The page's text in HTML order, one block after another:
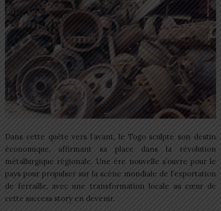
Dans cette quête vers l’avant, le Togo sculpte son destin
économique, affirmant sa place dans la révolution
métallurgique régionale. Une ère nouvelle s’ouvre pour le
pays pour propulser sur la scène mondiale de l’exportation
de ferraille, avec une transformation locale au cœur de
cette success story en devenir.